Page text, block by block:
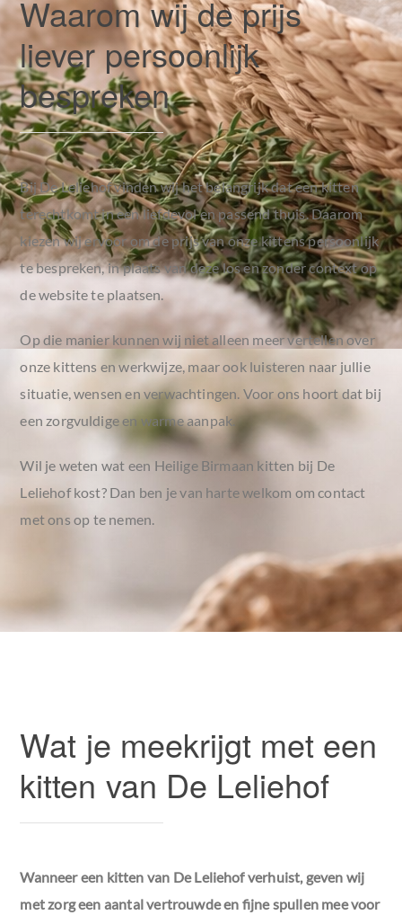
Waarom wij de prijs
liever persoonlijk
bespreken
Bij De Leliehof vinden wij het belangrijk dat een kitten
terechtkomt in een liefdevol en passend thuis. Daarom
kiezen wij ervoor om de prijs van onze kittens persoonlijk
te bespreken, in plaats van deze los en zonder context op
de website te plaatsen.
Op die manier kunnen wij niet alleen meer vertellen over
onze kittens en werkwijze, maar ook luisteren naar jullie
situatie, wensen en verwachtingen. Voor ons hoort dat bij
een zorgvuldige en warme aanpak.
Wil je weten wat een Heilige Birmaan kitten bij De
Leliehof kost? Dan ben je van harte welkom om contact
met ons op te nemen.
Wat je meekrijgt met een
kitten van De Leliehof
Wanneer een kitten van De Leliehof verhuist, geven wij
met zorg een aantal vertrouwde en fijne spullen mee voor